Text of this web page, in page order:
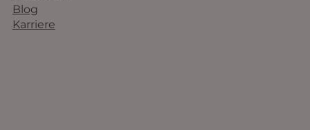
Blog
Karriere